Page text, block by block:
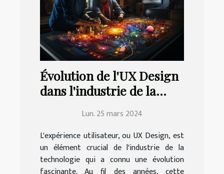
Évolution de l'UX Design
dans l'industrie de la
Lun. 25 mars 2024
L'expérience utilisateur, ou UX Design, est
un élément crucial de l'industrie de la
technologie qui a connu une évolution